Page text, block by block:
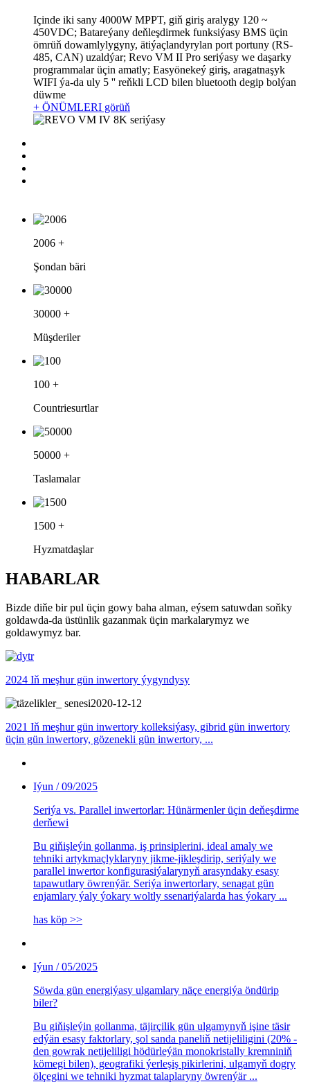
Içinde iki sany 4000W MPPT, giň giriş aralygy 120 ~
450VDC; Batareýany deňleşdirmek funksiýasy BMS üçin
ömrüň dowamlylygyny, ätiýaçlandyrylan port portuny (RS-
485, CAN) uzaldýar; Revo VM II Pro seriýasy we daşarky
programmalar üçin amatly; Easyönekeý giriş, aragatnaşyk
WIFI ýa-da uly 5 '' reňkli LCD bilen bluetooth degip bolýan
düwme
+ ÖNÜMLERI görüň
2006 +
Şondan bäri
30000 +
Müşderiler
100 +
Countriesurtlar
50000 +
Taslamalar
1500 +
Hyzmatdaşlar
HABARLAR
Bizde diňe bir pul üçin gowy baha alman, eýsem satuwdan soňky
goldawda-da üstünlik gazanmak üçin markalarymyz we
goldawymyz bar.
2024 Iň meşhur gün inwertory ýygyndysy
2020-12-12
2021 Iň meşhur gün inwertory kolleksiýasy, gibrid gün inwertory
üçin gün inwertory, gözenekli gün inwertory, ...
Iýun / 09/2025
Seriýa vs. Parallel inwertorlar: Hünärmenler üçin deňeşdirme
derňewi
Bu giňişleýin gollanma, iş prinsiplerini, ideal amaly we
tehniki artykmaçlyklaryny jikme-jikleşdirip, seriýaly we
parallel inwertor konfigurasiýalarynyň arasyndaky esasy
tapawutlary öwrenýär. Seriýa inwertorlary, senagat gün
enjamlary ýaly ýokary woltly ssenariýalarda has ýokary ...
has köp >>
Iýun / 05/2025
Söwda gün energiýasy ulgamlary näçe energiýa öndürip
biler?
Bu giňişleýin gollanma, täjirçilik gün ulgamynyň işine täsir
edýän esasy faktorlary, şol sanda paneliň netijeliligini (20% -
den gowrak netijeliligi hödürleýän monokristally kremniniň
kömegi bilen), geografiki ýerleşiş pikirlerini, ulgamyň dogry
ölçegini we tehniki hyzmat talaplaryny öwrenýär ...